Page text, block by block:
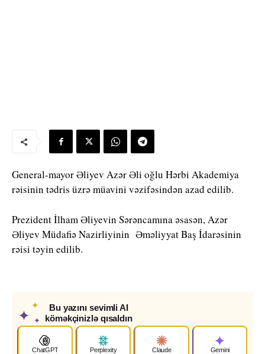
General-mayor Əliyev Azər Əli oğlu Hərbi Akademiya
rəisinin tədris üzrə müavini vəzifəsindən azad edilib.
Prezident İlham Əliyevin Sərəncamına əsasən, Azər
Əliyev Müdafiə Nazirliyinin Əməliyyat Baş İdarəsinin
rəisi təyin edilib.
✦
✦
✦
Bu yazını sevimli AI
köməkçinizlə qısaldın
ChatGPT Perplexity Claude Gemini